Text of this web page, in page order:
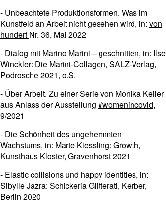
- Unbeachtete Produktionsformen. Was im
Kunstfeld an Arbeit nicht gesehen wird, in: von
hundert Nr. 36, Mai 2022
- Dialog mit Marino Marini – geschnitten, in: Ilse
Winckler: Die Marini-Collagen, SALZ-Verlag,
Podrosche 2021, o.S.
- Über Arbeit. Zu einer Serie von Monika Keiler
aus Anlass der Ausstellung #womenincovid,
9/2021
- Die Schönheit des ungehemmten
Wachstums, in: Marte Kiessling: Growth,
Kunsthaus Kloster, Gravenhorst 2021
- Elastic collisions und happy identities, in:
Sibylle Jazra: Schickeria Glitterati, Kerber,
Berlin 2020